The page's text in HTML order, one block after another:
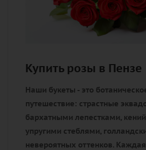
Купить розы в Пензе
Наши букеты - это
путешествие: страстные
бархатными лепестками,
упругими стеблями,
невероятных оттенков.